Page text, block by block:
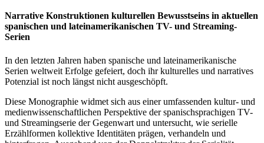
Narrative Konstruktionen kulturellen Bewusstseins in aktuellen
spanischen und lateinamerikanischen TV- und Streaming-
Serien
In den letzten Jahren haben spanische und lateinamerikanische
Serien weltweit Erfolge gefeiert, doch ihr kulturelles und narratives
Potenzial ist noch längst nicht ausgeschöpft.
Diese Monographie widmet sich aus einer umfassenden kultur- und
medienwissenschaftlichen Perspektive der spanischsprachigen TV-
und Streamingserie der Gegenwart und untersucht, wie serielle
Erzählformen kollektive Identitäten prägen, verhandeln und